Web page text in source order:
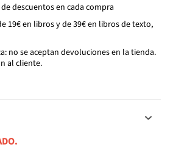
descuentos en cada compra
19€ en libros y de 39€ en libros de texto,
no se aceptan devoluciones en la tienda.
al cliente.